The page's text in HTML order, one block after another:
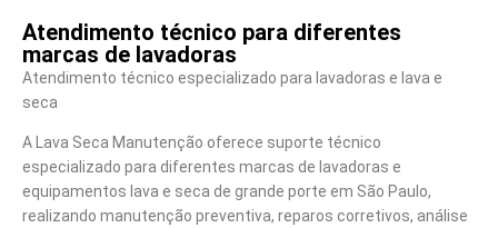
Atendimento técnico para diferentes
marcas de lavadoras
Atendimento técnico especializado para lavadoras e lava e
seca
A Lava Seca Manutenção oferece suporte técnico
especializado para diferentes marcas de lavadoras e
equipamentos lava e seca de grande porte em São Paulo,
realizando manutenção preventiva, reparos corretivos, análise